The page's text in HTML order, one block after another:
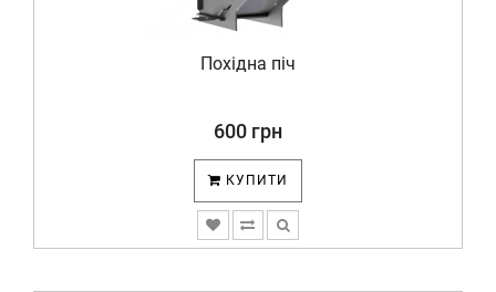
Похідна піч
600 грн
КУПИТИ